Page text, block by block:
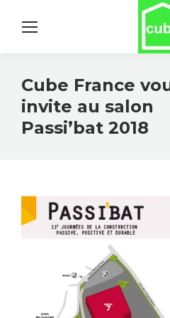
Cube France
invite au salon
Passi’bat 2018